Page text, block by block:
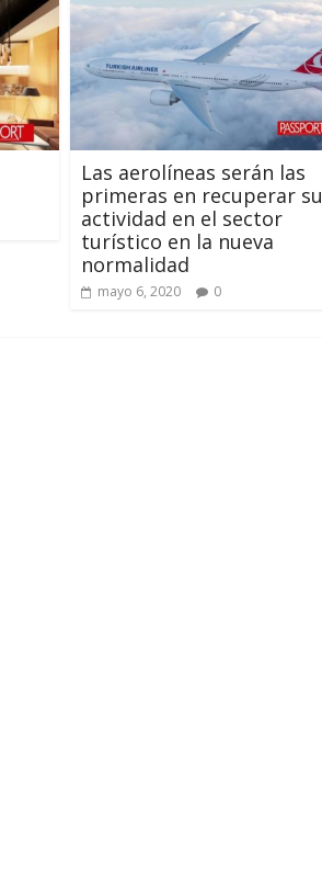
Las aerolíneas serán las
primeras en recuperar su
actividad en el sector
turístico en la nueva
normalidad
mayo 6, 2020 0